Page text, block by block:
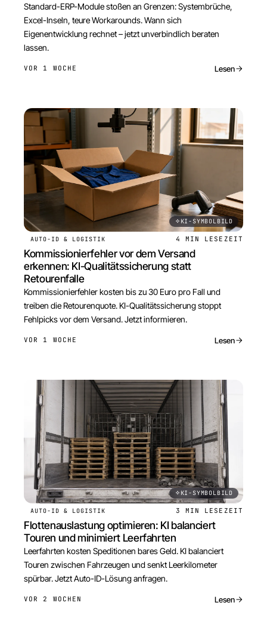
Standard-ERP-Module stoßen an Grenzen: Systembrüche,
Excel-Inseln, teure Workarounds. Wann sich
Eigenentwicklung rechnet – jetzt unverbindlich beraten
lassen.
VOR 1 WOCHE Lesen
KI-SYMBOLBILD
AUTO-ID & LOGISTIK 4 MIN LESEZEIT
Kommissionierfehler vor dem Versand
erkennen: KI-Qualitätssicherung statt
Retourenfalle
Kommissionierfehler kosten bis zu 30 Euro pro Fall und
treiben die Retourenquote. KI-Qualitätssicherung stoppt
Fehlpicks vor dem Versand. Jetzt informieren.
VOR 1 WOCHE Lesen
KI-SYMBOLBILD
AUTO-ID & LOGISTIK 3 MIN LESEZEIT
Flottenauslastung optimieren: KI balanciert
Touren und minimiert Leerfahrten
Leerfahrten kosten Speditionen bares Geld. KI balanciert
Touren zwischen Fahrzeugen und senkt Leerkilometer
spürbar. Jetzt Auto-ID-Lösung anfragen.
VOR 2 WOCHEN Lesen